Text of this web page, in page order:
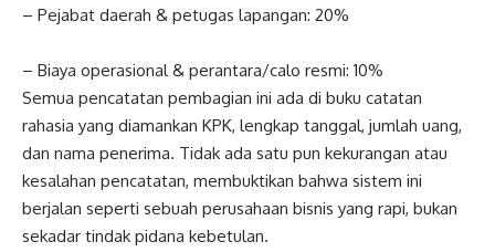
– Pejabat daerah & petugas lapangan: 20%
– Biaya operasional & perantara/calo resmi: 10%
Semua pencatatan pembagian ini ada di buku catatan
rahasia yang diamankan KPK, lengkap tanggal, jumlah uang,
dan nama penerima. Tidak ada satu pun kekurangan atau
kesalahan pencatatan, membuktikan bahwa sistem ini
berjalan seperti sebuah perusahaan bisnis yang rapi, bukan
sekadar tindak pidana kebetulan.